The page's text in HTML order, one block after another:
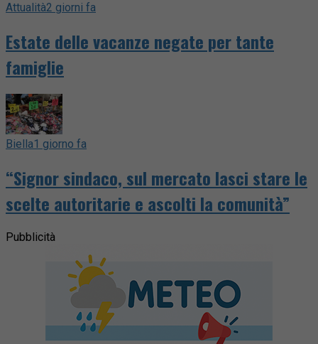
Attualità2 giorni fa
Estate delle vacanze negate per tante
famiglie
Biella1 giorno fa
“Signor sindaco, sul mercato lasci stare le
scelte autoritarie e ascolti la comunità”
Pubblicità